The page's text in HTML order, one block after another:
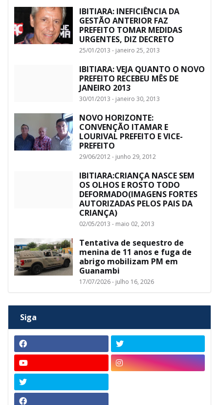
IBITIARA: INEFICIÊNCIA DA
GESTÃO ANTERIOR FAZ
PREFEITO TOMAR MEDIDAS
URGENTES, DIZ DECRETO
25/01/2013 - janeiro 25, 2013
IBITIARA: VEJA QUANTO O NOVO
PREFEITO RECEBEU MÊS DE
JANEIRO 2013
30/01/2013 - janeiro 30, 2013
NOVO HORIZONTE:
CONVENÇÃO ITAMAR E
LOURIVAL PREFEITO E VICE-
PREFEITO
29/06/2012 - junho 29, 2012
IBITIARA:CRIANÇA NASCE SEM
OS OLHOS E ROSTO TODO
DEFORMADO(IMAGENS FORTES
AUTORIZADAS PELOS PAIS DA
CRIANÇA)
02/05/2013 - maio 02, 2013
Tentativa de sequestro de
menina de 11 anos e fuga de
abrigo mobilizam PM em
Guanambi
17/07/2026 - julho 16, 2026
Siga